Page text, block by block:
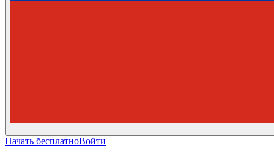
Начать бесплатноВойти